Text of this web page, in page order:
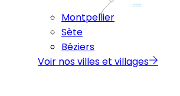
Montpellier
Sète
Béziers
Voir nos villes et villages